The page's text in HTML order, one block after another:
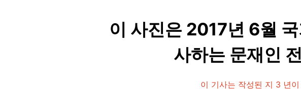
이 사진은 2017년 6월
사하는 문재인
이 기사는 작성된 지 3 년